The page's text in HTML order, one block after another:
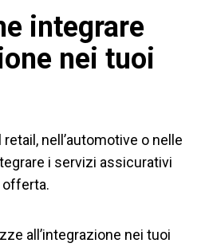
integrare
nei tuoi
nell’automotive o nelle
i servizi assicurativi
offerta.
all’integrazione nei tuoi